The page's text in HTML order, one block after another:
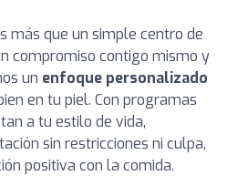
más que un simple centro de
compromiso contigo mismo y
un enfoque personalizado
en tu piel. Con programas
a tu estilo de vida,
sin restricciones ni culpa,
positiva con la comida.